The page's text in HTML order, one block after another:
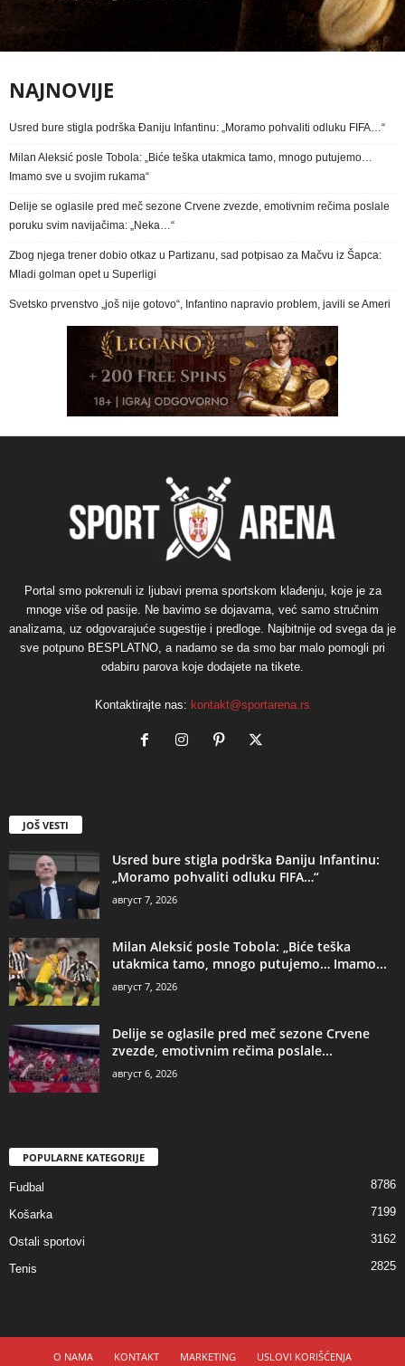
NAJNOVIJE
Usred bure stigla podrška Đaniju Infantinu: „Moramo pohvaliti odluku FIFA…“
Milan Aleksić posle Tobola: „Biće teška utakmica tamo, mnogo putujemo…
Imamo sve u svojim rukama“
Delije se oglasile pred meč sezone Crvene zvezde, emotivnim rečima poslale
poruku svim navijačima: „Neka…“
Zbog njega trener dobio otkaz u Partizanu, sad potpisao za Mačvu iz Šapca:
Mladi golman opet u Superligi
Svetsko prvenstvo „još nije gotovo“, Infantino napravio problem, javili se Ameri
Portal smo pokrenuli iz ljubavi prema sportskom klađenju, koje je za
mnoge više od pasije. Ne bavimo se dojavama, već samo stručnim
analizama, uz odgovarajuće sugestije i predloge. Najbitnije od svega da je
sve potpuno BESPLATNO, a nadamo se da smo bar malo pomogli pri
odabiru parova koje dodajete na tikete.
Kontaktirajte nas: kontakt@sportarena.rs
JOŠ VESTI
Usred bure stigla podrška Đaniju Infantinu:
„Moramo pohvaliti odluku FIFA…“
август 7, 2026
Milan Aleksić posle Tobola: „Biće teška
utakmica tamo, mnogo putujemo… Imamo...
август 7, 2026
Delije se oglasile pred meč sezone Crvene
zvezde, emotivnim rečima poslale...
август 6, 2026
POPULARNE KATEGORIJE
Fudbal 8786
Košarka 7199
Ostali sportovi 3162
Tenis 2825
O NAMA KONTAKT MARKETING USLOVI KORIŠĆENJA